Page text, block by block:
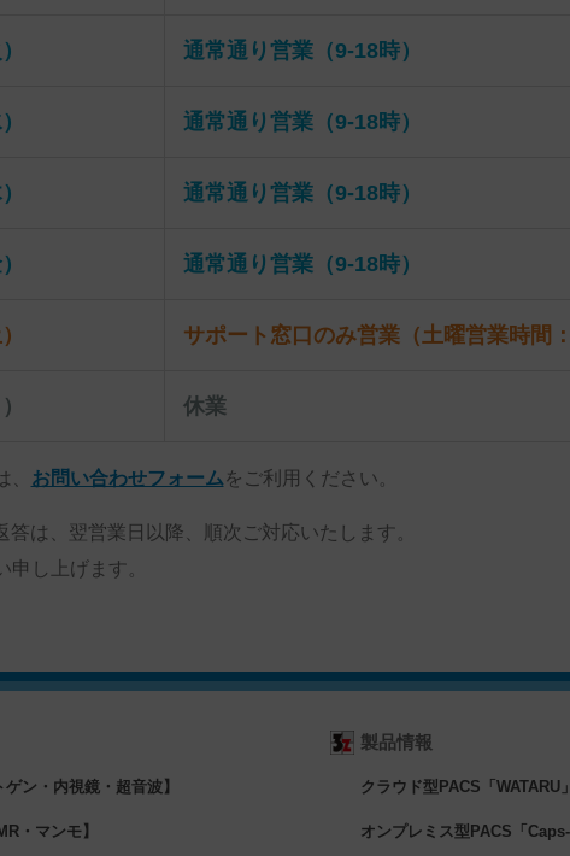
通常通り営業（9-18時）
通常通り営業（9-18時）
通常通り営業（9-18時）
通常通り営業（9-18時）
サポート窓口のみ営業（土曜営業時間：
休業
お問い合わせフォームをご利用ください。
は、翌営業日以降、順次ご対応いたします。
申し上げます。
ン・内視鏡・超音波】
・マンモ】
製品情報
クラウド型PACS「WATARU」
オンプレミス型PACS「Caps-